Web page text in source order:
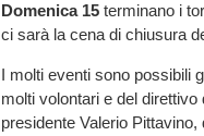
Domenica 15 terminano i
ci sarà la cena di chiusura
I molti eventi sono possibili
molti volontari e del
presidente Valerio